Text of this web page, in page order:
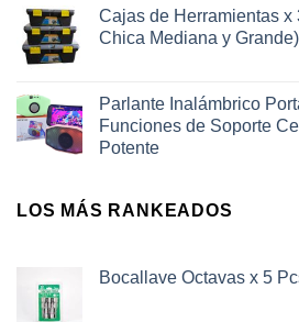
Cajas de Herramientas x
Chica Mediana y Grande)
Parlante Inalámbrico
Funciones de Soporte
Potente
LOS MÁS RANKEADOS
Bocallave Octavas x 5